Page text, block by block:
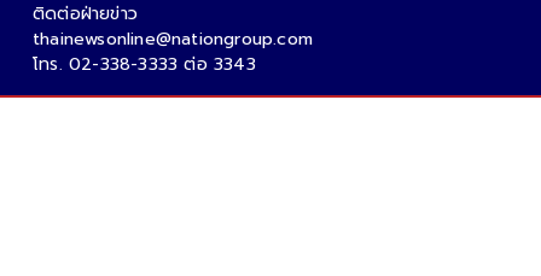
ติดต่อฝ่ายข่าว
thainewsonline@nationgroup.com
โทร. 02-338-3333 ต่อ 3343